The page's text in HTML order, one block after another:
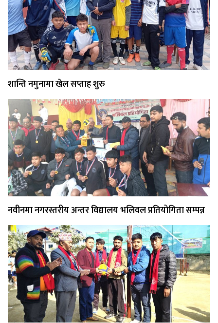
शान्ति नमुनामा खेल सप्ताह शुरु
नवीनमा नगरस्तरीय अन्तर विद्यालय भलिवल प्रतियोगिता सम्पन्न